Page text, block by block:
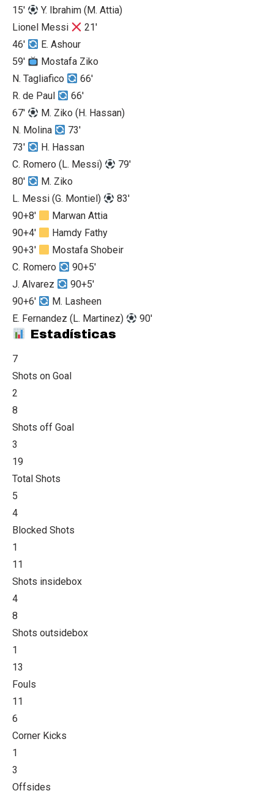
15'
Y. Ibrahim (M. Attia)
Lionel Messi
21'
46'
E. Ashour
59'
Mostafa Ziko
N. Tagliafico
66'
R. de Paul
66'
67'
M. Ziko (H. Hassan)
N. Molina
73'
73'
H. Hassan
C. Romero (L. Messi)
79'
80'
M. Ziko
L. Messi (G. Montiel)
83'
90+8'
Marwan Attia
90+4'
Hamdy Fathy
90+3'
Mostafa Shobeir
C. Romero
90+5'
J. Alvarez
90+5'
90+6'
M. Lasheen
E. Fernandez (L. Martinez) 90'
Estadísticas
7
Shots on Goal
2
8
Shots off Goal
3
19
Total Shots
5
4
Blocked Shots
1
11
Shots insidebox
4
8
Shots outsidebox
1
13
Fouls
11
6
Corner Kicks
1
3
Offsides